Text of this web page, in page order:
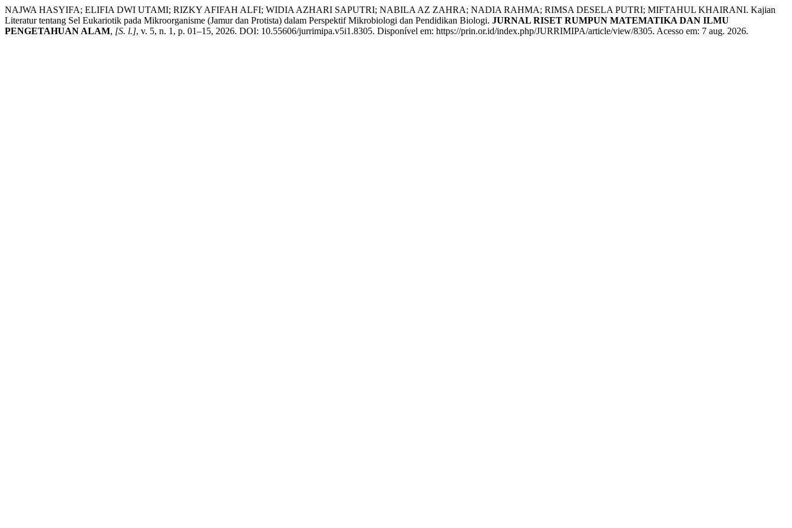
NAJWA HASYIFA; ELIFIA DWI UTAMI; RIZKY AFIFAH ALFI; WIDIA AZHARI SAPUTRI; NABILA AZ ZAHRA; NADIA RAHMA; RIMSA DESELA PUTRI; MIFTAHUL KHAIRANI. Kajian
Literatur tentang Sel Eukariotik pada Mikroorganisme (Jamur dan Protista) dalam Perspektif Mikrobiologi dan Pendidikan Biologi. JURNAL RISET RUMPUN MATEMATIKA DAN ILMU
PENGETAHUAN ALAM, [S. l.], v. 5, n. 1, p. 01–15, 2026. DOI: 10.55606/jurrimipa.v5i1.8305. Disponível em: https://prin.or.id/index.php/JURRIMIPA/article/view/8305. Acesso em: 7 aug. 2026.